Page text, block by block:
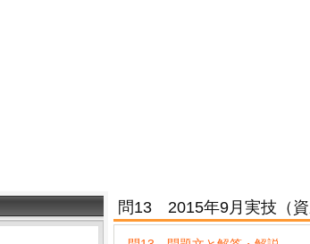
問13 2015年9月実技（資